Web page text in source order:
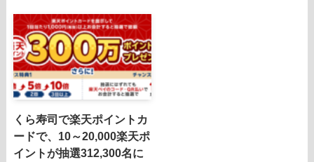
くら寿司で楽天ポイントカ
ードで、10～20,000楽天ポ
イントが抽選312,300名に